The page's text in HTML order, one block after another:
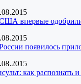
впервые одобрили
появилось
как распознать